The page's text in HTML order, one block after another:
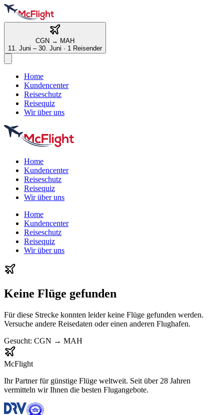
CGN → MAH
11. Juni – 30. Juni · 1 Reisender
Home
Kundencenter
Reiseschutz
Reisequiz
Wir über uns
Home
Kundencenter
Reiseschutz
Reisequiz
Wir über uns
Home
Kundencenter
Reiseschutz
Reisequiz
Wir über uns
Keine Flüge gefunden
Für diese Strecke konnten leider keine Flüge gefunden werden.
Versuche andere Reisedaten oder einen anderen Flughafen.
Gesucht: CGN → MAH
McFlight
Ihr Partner für günstige Flüge weltweit. Seit über 28 Jahren
vermitteln wir Ihnen die besten Flugangebote.